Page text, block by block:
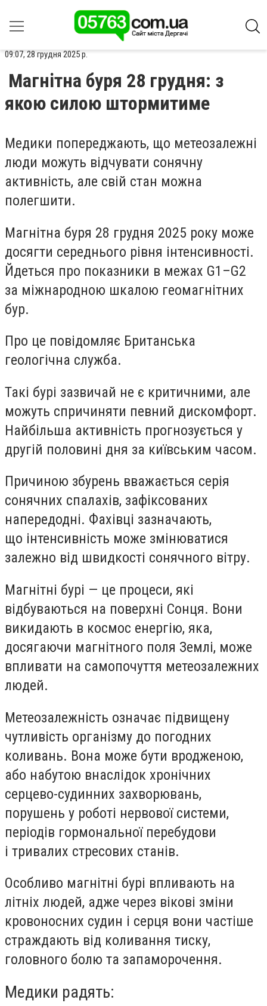
09:07, 28 грудня 2025 р.
Магнітна буря 28 грудня: з
якою силою штормитиме
Медики попереджають, що метеозалежні
люди можуть відчувати сонячну
активність, але свій стан можна
полегшити.
Магнітна буря 28 грудня 2025 року може
досягти середнього рівня інтенсивності.
Йдеться про показники в межах G1–G2
за міжнародною шкалою геомагнітних
бур.
Про це повідомляє Британська
геологічна служба.
Такі бурі зазвичай не є критичними, але
можуть спричиняти певний дискомфорт.
Найбільша активність прогнозується у
другій половині дня за київським часом.
Причиною збурень вважається серія
сонячних спалахів, зафіксованих
напередодні. Фахівці зазначають,
що інтенсивність може змінюватися
залежно від швидкості сонячного вітру.
Магнітні бурі — це процеси, які
відбуваються на поверхні Сонця. Вони
викидають в космос енергію, яка,
досягаючи магнітного поля Землі, може
впливати на самопочуття метеозалежних
людей.
Метеозалежність означає підвищену
чутливість організму до погодних
коливань. Вона може бути вродженою,
або набутою внаслідок хронічних
серцево-судинних захворювань,
порушень у роботі нервової системи,
періодів гормональної перебудови
і тривалих стресових станів.
Особливо магнітні бурі впливають на
літніх людей, адже через вікові зміни
кровоносних судин і серця вони частіше
страждають від коливання тиску,
головного болю та запаморочення.
Медики радять: